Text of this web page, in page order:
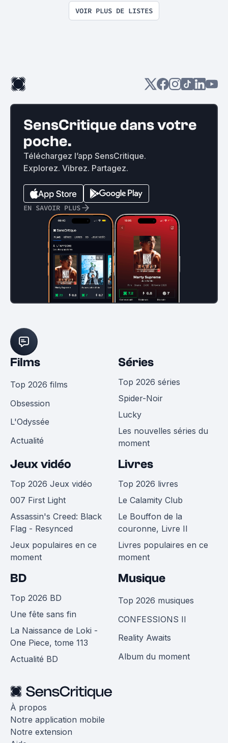
VOIR PLUS DE LISTES
SensCritique dans votre
poche.
Téléchargez l’app SensCritique.
Explorez. Vibrez. Partagez.
EN SAVOIR PLUS
Films
Top 2026 films
Obsession
L'Odyssée
Actualité
Séries
Top 2026 séries
Spider-Noir
Lucky
Les nouvelles séries du
moment
Jeux vidéo
Top 2026 Jeux vidéo
007 First Light
Assassin's Creed: Black
Flag - Resynced
Jeux populaires en ce
moment
Livres
Top 2026 livres
Le Calamity Club
Le Bouffon de la
couronne, Livre II
Livres populaires en ce
moment
BD
Top 2026 BD
Une fête sans fin
La Naissance de Loki -
One Piece, tome 113
Actualité BD
Musique
Top 2026 musiques
CONFESSIONS II
Reality Awaits
Album du moment
À propos
Notre application mobile
Notre extension